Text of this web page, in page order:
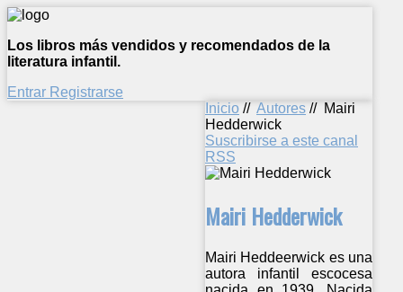
Los libros más vendidos y recomendados de la
literatura infantil.
Entrar Registrarse
Inicio // Autores // Mairi
Hedderwick
Suscribirse a este canal
RSS
Mairi Hedderwick
Mairi Heddeerwick es una
autora infantil escocesa